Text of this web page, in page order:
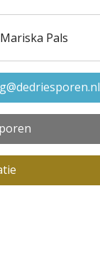
Mariska Pals